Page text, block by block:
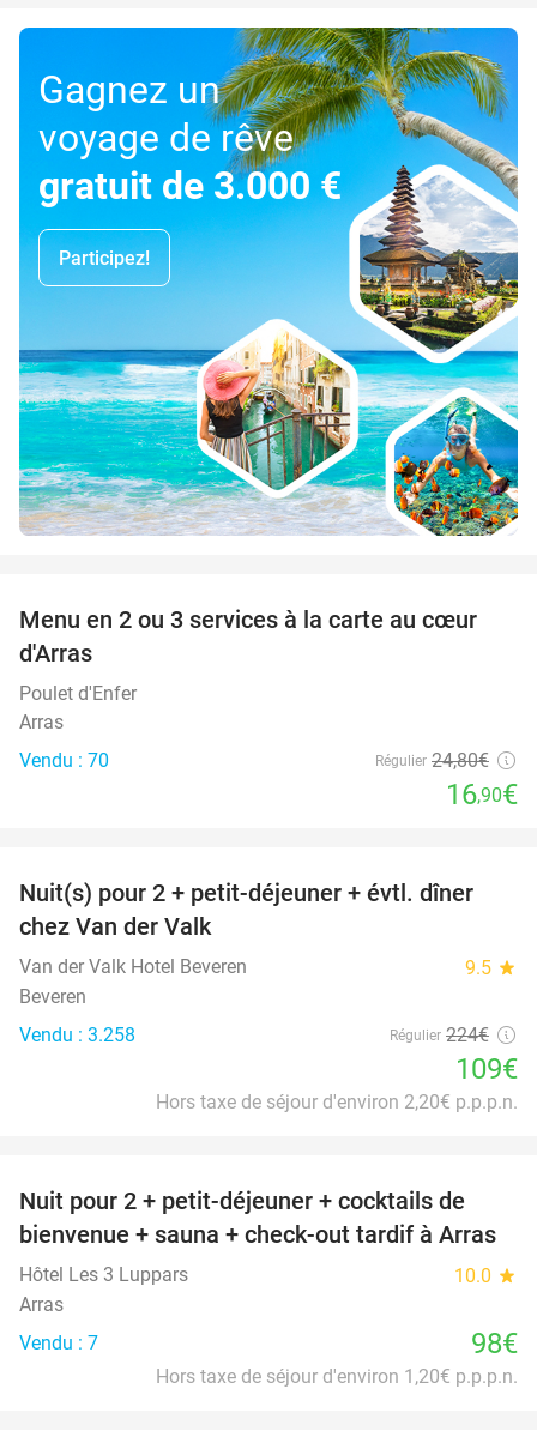
Gagnez un
voyage de rêve
gratuit de 3.000 €
Participez!
32%
Menu en 2 ou 3 services à la carte au cœur
d'Arras
Poulet d'Enfer
Arras
Vendu : 70
Régulier 24,80€
16,90€
51%
Nuit(s) pour 2 + petit-déjeuner + évtl. dîner
chez Van der Valk
Van der Valk Hotel Beveren 9.5 star
Beveren
Vendu : 3.258
Régulier 224€
109€
Hors taxe de séjour d'environ 2,20€ p.p.p.n.
Nuit pour 2 + petit-déjeuner + cocktails de
bienvenue + sauna + check-out tardif à Arras
Hôtel Les 3 Luppars 10.0 star
Arras
Vendu : 7
98€
Hors taxe de séjour d'environ 1,20€ p.p.p.n.